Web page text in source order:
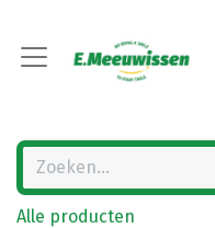
Alle producten